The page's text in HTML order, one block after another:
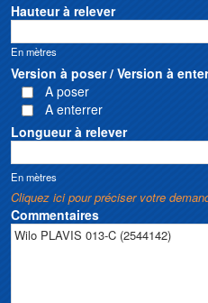
Hauteur à relever
En mètres
Version à poser / Version à
A poser
A enterrer
Longueur à relever
En mètres
Cliquez ici pour préciser votre
Commentaires